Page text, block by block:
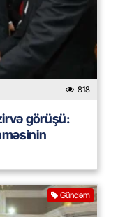
818
görüşü:
Gündəm